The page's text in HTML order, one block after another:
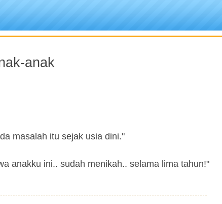
anak
masalah itu sejak usia dini."
anakku ini.. sudah menikah.. selama lima tahun!"